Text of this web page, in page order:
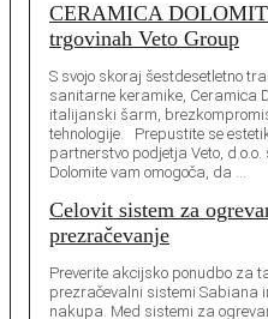
CERAMICA
trgovinah Veto Group
S svojo skoraj šestdesetletno
sanitarne keramike, Ceramica
italijanski šarm,
tehnologije. Prepustite se
partnerstvo podjetja Veto,
Dolomite vam omogoča, da …
Celovit sistem za
prezračevanje
Preverite akcijsko ponudbo za
prezračevalni sistemi Sabiana
nakupa. Med sistemi za